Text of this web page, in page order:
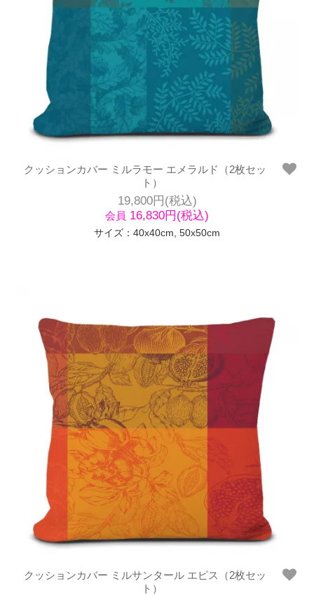
クッションカバー ミルラモー エメラルド（2枚セッ
ト）
19,800円(税込)
会員 16,830円(税込)
サイズ：40x40cm, 50x50cm
クッションカバー ミルサンタール エピス（2枚セッ
ト）